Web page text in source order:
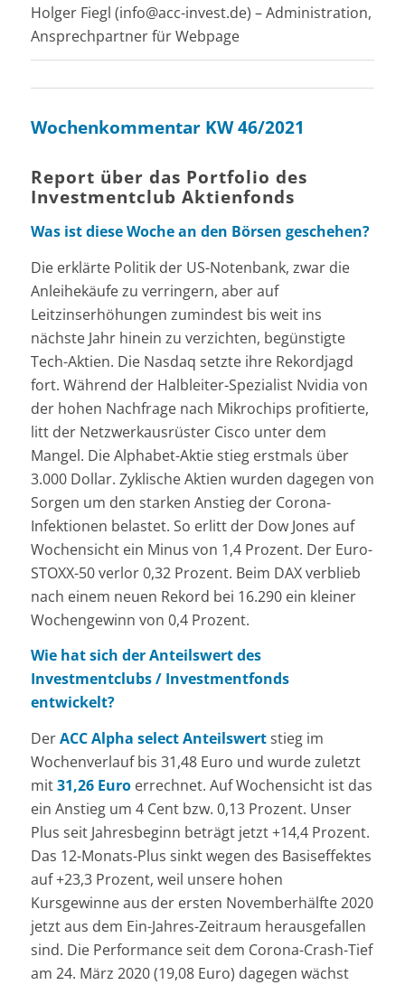
Holger Fiegl (info@acc-invest.de) – Administration,
Ansprechpartner für Webpage
Wochenkommentar KW 46/2021
Report über das Portfolio des
Investmentclub Aktienfonds
Was ist diese Woche an den Börsen geschehen?
Die erklärte Politik der US-Notenbank, zwar die
Anleihekäufe zu verringern, aber auf
Leitzinserhöhungen zumindest bis weit ins
nächste Jahr hinein zu verzichten, begünstigte
Tech-Aktien. Die Nasdaq setzte ihre Rekordjagd
fort. Während der Halbleiter-Spezialist Nvidia von
der hohen Nachfrage nach Mikrochips profitierte,
litt der Netzwerkausrüster Cisco unter dem
Mangel. Die Alphabet-Aktie stieg erstmals über
3.000 Dollar. Zyklische Aktien wurden dagegen von
Sorgen um den starken Anstieg der Corona-
Infektionen belastet. So erlitt der Dow Jones auf
Wochensicht ein Minus von 1,4 Prozent. Der Euro-
STOXX-50 verlor 0,32 Prozent. Beim DAX verblieb
nach einem neuen Rekord bei 16.290 ein kleiner
Wochengewinn von 0,4 Prozent.
Wie hat sich der Anteilswert des
Investmentclubs / Investmentfonds
entwickelt?
DerACC Alpha select Anteilswertstieg im
Wochenverlauf bis 31,48 Euro und wurde zuletzt
mit31,26 Euroerrechnet. Auf Wochensicht ist das
ein Anstieg um 4 Cent bzw. 0,13 Prozent. Unser
Plus seit Jahresbeginn beträgt jetzt +14,4 Prozent.
Das 12-Monats-Plus sinkt wegen des Basiseffektes
auf +23,3 Prozent, weil unsere hohen
Kursgewinne aus der ersten Novemberhälfte 2020
jetzt aus dem Ein-Jahres-Zeitraum herausgefallen
sind. Die Performance seit dem Corona-Crash-Tief
am 24. März 2020 (19,08 Euro) dagegen wächst